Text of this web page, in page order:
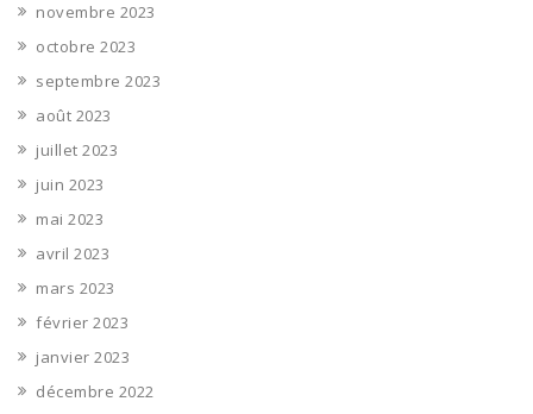
novembre 2023
octobre 2023
septembre 2023
août 2023
juillet 2023
juin 2023
mai 2023
avril 2023
mars 2023
février 2023
janvier 2023
décembre 2022